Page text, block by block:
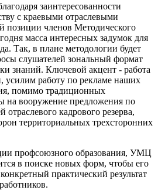
заинтересованности
с краевыми отраслевыми
позиции членов Методического
масса интересных задумок для
Так, в плане методологии будет
слушателей зональный формат
знаний. Ключевой акцент - работа
усилим работу по рекламе наших
помимо традиционных
на вооружение предложения по
отраслевого кадрового резерва,
территориальных трехсторонних
профсоюзного образования, УМЦ
в поиске новых форм, чтобы его
практический результат